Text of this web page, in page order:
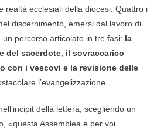
realtà ecclesiali della diocesi. Quattro i
discernimento, emersi dal lavoro di
percorso articolato in tre fasi: la
del sacerdote, il sovraccarico
con i vescovi e la revisione delle
l’evangelizzazione.
della lettera, scegliendo un
«questa Assemblea è per voi